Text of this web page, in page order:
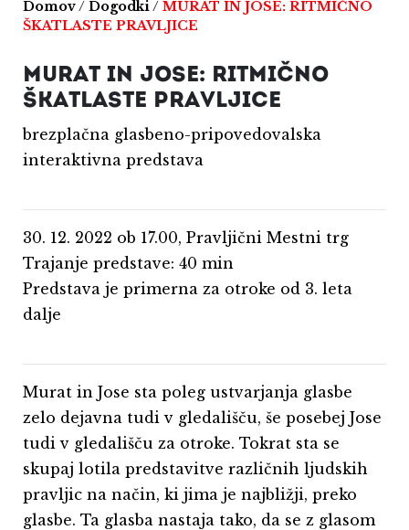
Domov/ Dogodki/ MURAT IN JOSE: RITMIČNO
ŠKATLASTE PRAVLJICE
MURAT IN JOSE: RITMIČNO
ŠKATLASTE PRAVLJICE
brezplačna glasbeno-pripovedovalska
interaktivna predstava
30. 12. 2022 ob 17.00, Pravljični Mestni trg
Trajanje predstave: 40 min
Predstava je primerna za otroke od 3. leta
dalje
Murat in Jose sta poleg ustvarjanja glasbe
zelo dejavna tudi v gledališču, še posebej Jose
tudi v gledališču za otroke. Tokrat sta se
skupaj lotila predstavitve različnih ljudskih
pravljic na način, ki jima je najbližji, preko
glasbe. Ta glasba nastaja tako, da se z glasom